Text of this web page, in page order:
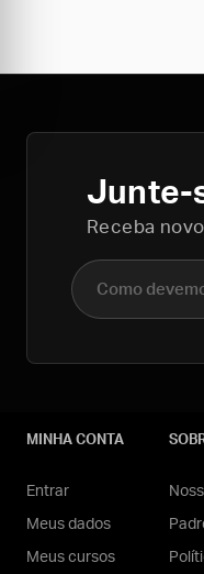
Junte-
Receba
Nome completo
MINHA CONTA
Entrar
Meus dados
Meus cursos